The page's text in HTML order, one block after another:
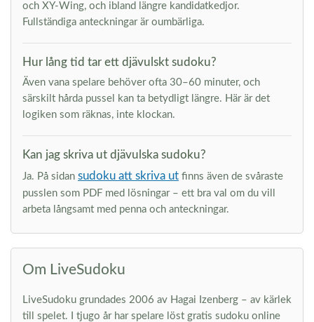
och XY-Wing, och ibland längre kandidatkedjor.
Fullständiga anteckningar är oumbärliga.
Hur lång tid tar ett djävulskt sudoku?
Även vana spelare behöver ofta 30–60 minuter, och
särskilt hårda pussel kan ta betydligt längre. Här är det
logiken som räknas, inte klockan.
Kan jag skriva ut djävulska sudoku?
Ja. På sidan sudoku att skriva ut finns även de svåraste
pusslen som PDF med lösningar – ett bra val om du vill
arbeta långsamt med penna och anteckningar.
Om LiveSudoku
LiveSudoku grundades 2006 av Hagai Izenberg – av kärlek
till spelet. I tjugo år har spelare löst gratis sudoku online